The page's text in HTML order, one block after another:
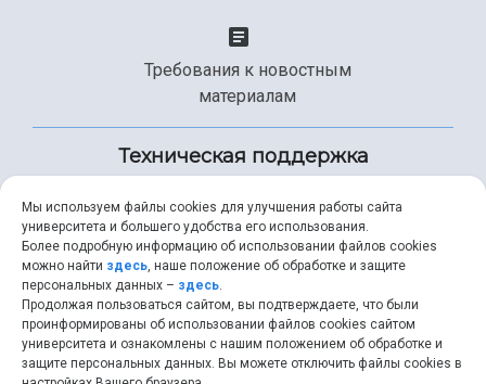
Требования к новостным
материалам
Техническая поддержка
+7 (846) 267-49-99
help@ssau.ru
Мы используем файлы cookies для улучшения работы сайта
университета и большего удобства его использования.
Более подробную информацию об использовании файлов cookies
можно найти здесь, наше положение об обработке и защите
персональных данных – здесь.
Продолжая пользоваться сайтом, вы подтверждаете, что были
проинформированы об использовании файлов cookies сайтом
университета и ознакомлены с нашим положением об обработке и
защите персональных данных. Вы можете отключить файлы cookies в